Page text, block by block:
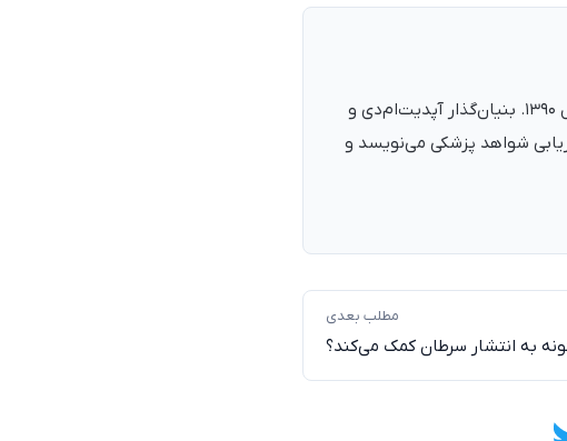
دکتر علی‌اصغر هنرمند، پزشک با شمارهٔ نظام پزشکی ۱۳۵۴۰۵، فارغ‌التحصیل ۱۳۹۰. بنیان‌گذار آپدیت‌ام‌دی و
شواهد پزشکی می‌نویسد و
مطلب بعدی
به انتشار سرطان کمک می‌کند؟